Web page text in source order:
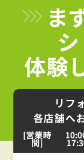
ま
体験
リフ
各店舗へ
[営業時
間]